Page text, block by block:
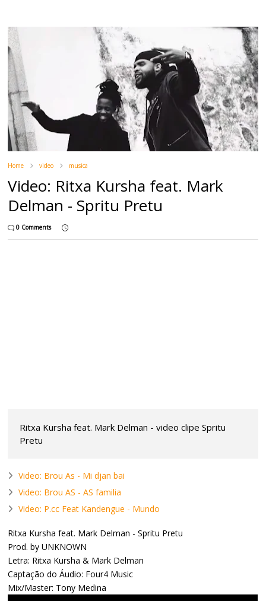
Home video musica
Video: Ritxa Kursha feat. Mark
Delman - Spritu Pretu
0 Comments
Ritxa Kursha feat. Mark Delman - video clipe Spritu
Pretu
Video: Brou As - Mi djan bai
Video: Brou AS - AS familia
Video: P.cc Feat Kandengue - Mundo
Ritxa Kursha feat. Mark Delman - Spritu Pretu
Prod. by UNKNOWN
Letra: Ritxa Kursha & Mark Delman
Captação do Áudio: Four4 Music
Mix/Master: Tony Medina